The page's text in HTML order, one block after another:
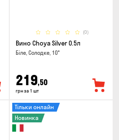
(0)
Вино Choya Silver 0.5л
Біле, Солодке, 10°
219,50
грн за 1 шт
Тільки онлайн
Новинка